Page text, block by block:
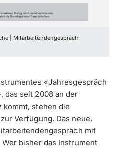
| Mitarbeitendengespräch
«Jahresgespräch
das seit 2008 an der
kommt, stehen die
Verfügung. Das neue,
mit
bisher das Instrument